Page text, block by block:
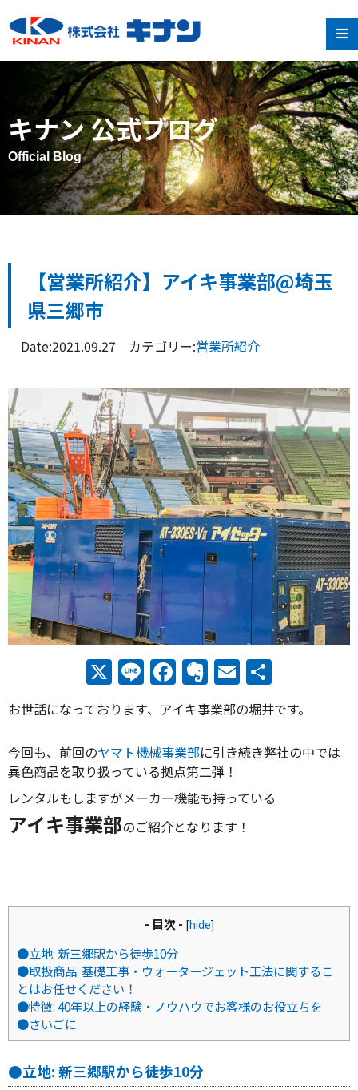
キナン 公式ブログ
Official Blog
【営業所紹介】アイキ事業部@埼玉
県三郷市
Date:2021.09.27 カテゴリー:営業所紹介
X LineFacebook
Evernote
Email
有
お世話になっております、アイキ事業部の堀井です。
今回も、前回のヤマト機械事業部に引き続き弊社の中では
異色商品を取り扱っている拠点第二弾！
レンタルもしますがメーカー機能も持っている
アイキ事業部のご紹介となります！
- 目次 - [hide]
●立地: 新三郷駅から徒歩10分
●取扱商品: 基礎工事・ウォータージェット工法に関するこ
とはお任せください！
●特徴: 40年以上の経験・ノウハウでお客様のお役立ちを
●さいごに
●立地: 新三郷駅から徒歩10分